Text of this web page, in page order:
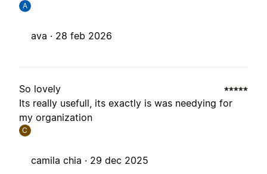
A
ava · 28 feb 2026
So lovely
Its really usefull, its exactly is was needying for
my organization
C
camila chia · 29 dec 2025